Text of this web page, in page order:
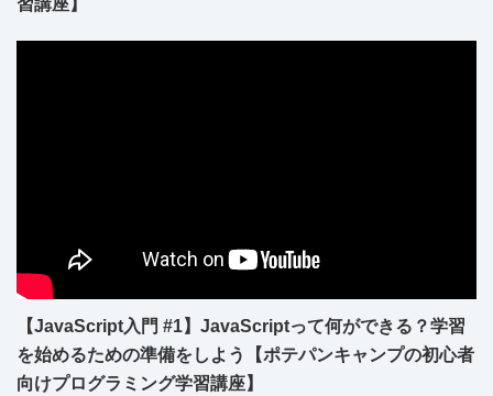
【JavaScript入門 #1】JavaScriptって何ができる？学習
を始めるための準備をしよう【ポテパンキャンプの初心者
向けプログラミング学習講座】